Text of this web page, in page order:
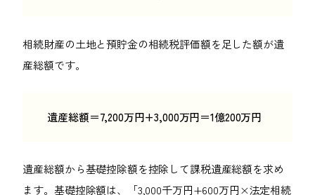
相続財産の土地と預貯金の相続税評価額を足した額が遺
産総額です。
遺産総額＝7,200万円+3,000万円＝1億200万円
遺産総額から基礎控除額を控除して課税遺産総額を求め
ます。基礎控除額は、「3,000千万円+600万円×法定相続